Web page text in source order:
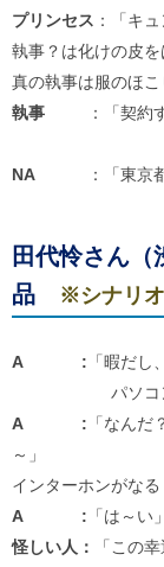
プリンセス ：「キュ
執事？は化けの皮を
真の執事は服のほ
執事
：「契約す
NA ：「東京都
田代怜さん
品
※シナリ
A : 「暇だし
パソコンに怪
A : 「なん
～」
インターホンがなる
A : 「は～い」
怪しい人：
「この